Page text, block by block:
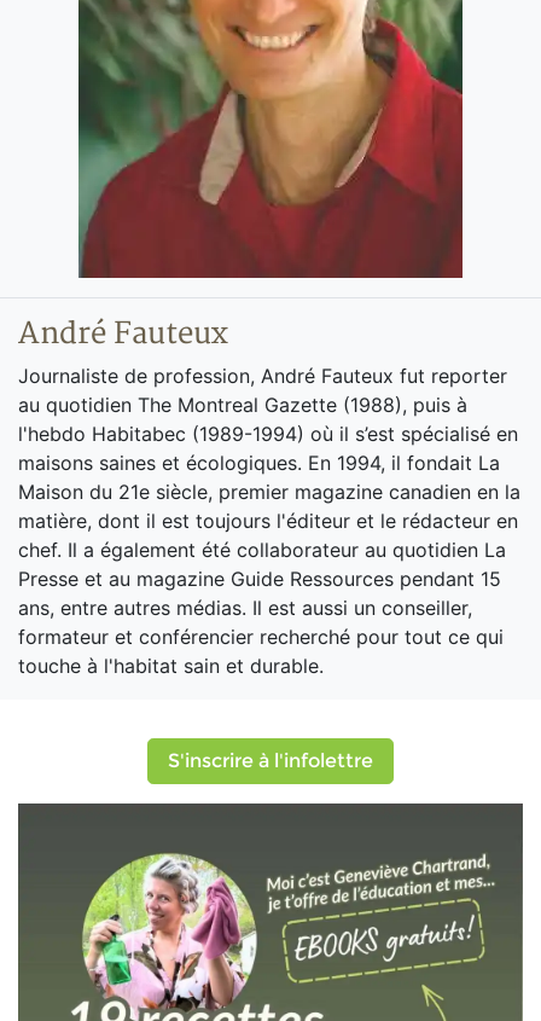
André Fauteux
Journaliste de profession, André Fauteux fut reporter
au quotidien The Montreal Gazette (1988), puis à
l'hebdo Habitabec (1989-1994) où il s’est spécialisé en
maisons saines et écologiques. En 1994, il fondait La
Maison du 21e siècle, premier magazine canadien en la
matière, dont il est toujours l'éditeur et le rédacteur en
chef. Il a également été collaborateur au quotidien La
Presse et au magazine Guide Ressources pendant 15
ans, entre autres médias. Il est aussi un conseiller,
formateur et conférencier recherché pour tout ce qui
touche à l'habitat sain et durable.
S'inscrire à l'infolettre